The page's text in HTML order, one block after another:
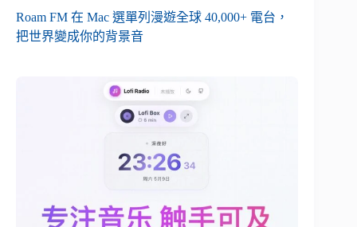
Roam FM 在 Mac 選單列漫遊全球 40,000+ 電台，
把世界變成你的背景音